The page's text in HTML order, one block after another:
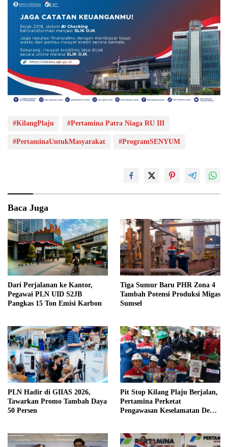
#KilangPlaju #Pertamina Patra Niaga RU III
#PertaminaUntukMasyarakat #ProgramSENYUM
Baca Juga
Dari Perjalanan ke Kantor,
Pegawai PLN UID S2JB
Pangkas 15 Ton Emisi Karbon
Tiga Sumur Baru PHR Zona 4
Tambah Potensi Produksi Migas
Sumsel
PLN Hadir di GIIAS 2026,
Tawarkan Promo Tambah Daya
50 Persen
Pit Stop Kilang Plaju Berjalan,
Pertamina Perketat
Pengawasan Keselamatan Demi